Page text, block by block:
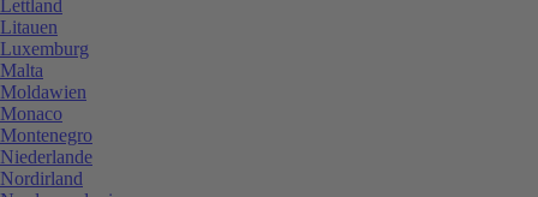
Lettland
Litauen
Luxemburg
Malta
Moldawien
Monaco
Montenegro
Niederlande
Nordirland